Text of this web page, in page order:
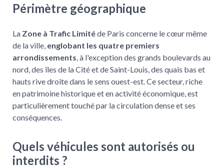
Périmètre géographique
La Zone à Trafic Limitéde Paris concerne le cœur même
de la ville, englobant les quatre premiers
arrondissements, à l'exception des grands boulevards au
nord, des îles de la Cité et de Saint-Louis, des quais bas et
hauts rive droite dans le sens ouest-est. Ce secteur, riche
en patrimoine historique et en activité économique, est
particulièrement touché par la circulation dense et ses
conséquences.
Quels véhicules sont autorisés ou
interdits ?